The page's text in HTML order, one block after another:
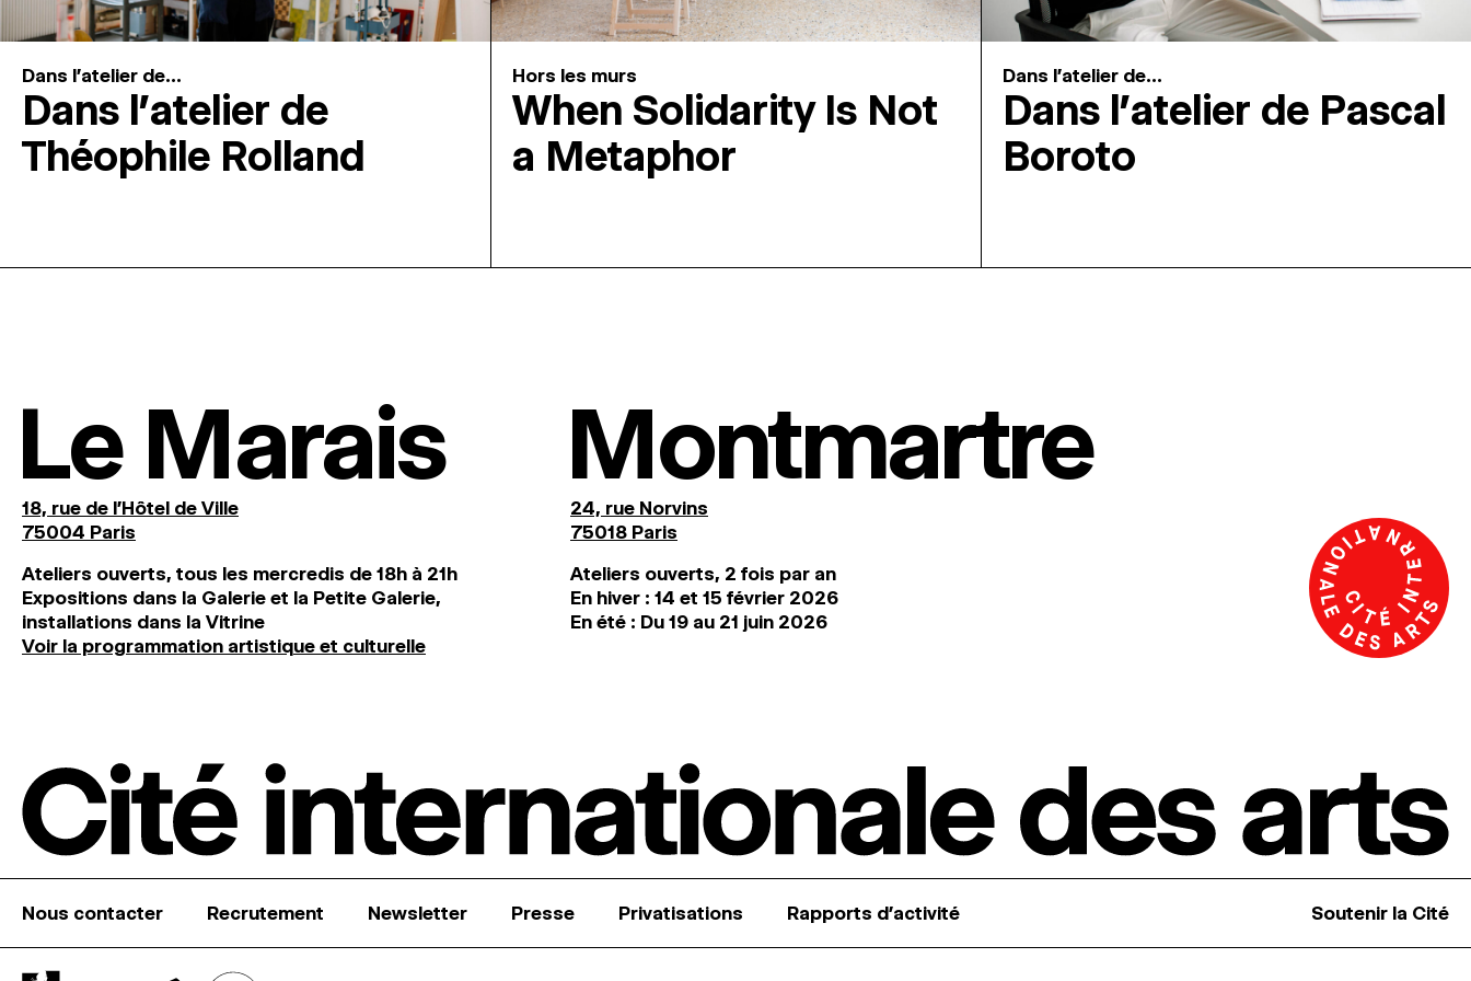
Dans l'atelier de...
Dans l’atelier de
Théophile Rolland
Hors les murs
When Solidarity Is Not
a Metaphor
Dans l'atelier de...
Dans l’atelier de Pascal
Boroto
Le Marais
18, rue de l'Hôtel de Ville
75004 Paris
Ateliers ouverts, tous les mercredis de 18h à 21h
Expositions dans la Galerie et la Petite Galerie,
installations dans la Vitrine
Voir la programmation artistique et culturelle
Montmartre
24, rue Norvins
75018 Paris
Ateliers ouverts, 2 fois par an
En hiver : 14 et 15 février 2026
En été : Du 19 au 21 juin 2026
Nous contacter Recrutement Newsletter Presse Privatisations Rapports d’activité Soutenir la Cité